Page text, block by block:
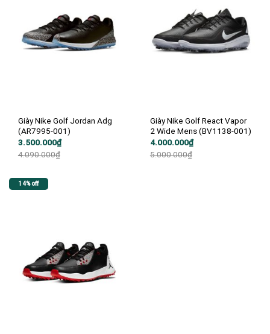
Giày Nike Golf Jordan Adg
(AR7995-001)
4.090.000₫
Giá
là:
3.500.000₫
Giá
tại
Giày Nike Golf React Vapor
2 Wide Mens (BV1138-001)
5.000.000₫
Giá
là:
4.000.000₫
Giá
tại
14% off